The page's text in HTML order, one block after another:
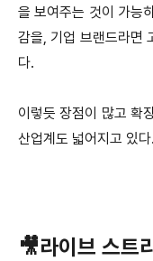
을 보여주는 것이 가능
감을, 기업 브랜드라면
다.
이렇듯 장점이 많고 확
산업계도 넓어지고 있다.
🎥라이브 스트